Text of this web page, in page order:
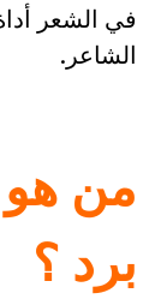
في الشعر
الشاعر.
من هو
برد ؟